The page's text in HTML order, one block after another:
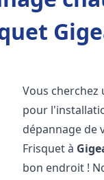
Vous
pour
dépannage de
Frisquet à
bon endroit !